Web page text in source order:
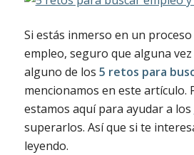
Si estás inmerso en un
empleo, seguro que alguna
alguno de los 5 retos para
mencionamos en este artículo.
estamos aquí para ayudar a los
superarlos. Así que si te
leyendo.